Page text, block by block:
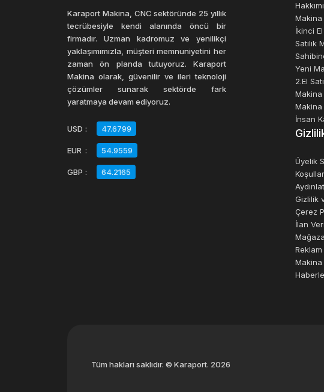
Karaport Makina, CNC sektöründe 25 yıllık
tecrübesiyle kendi alanında öncü bir
firmadır. Uzman kadromuz ve yenilikçi
yaklaşımımızla, müşteri memnuniyetini her
zaman ön planda tutuyoruz. Karaport
Makina olarak, güvenilir ve ileri teknoloji
çözümler sunarak sektörde fark
yaratmaya devam ediyoruz.
USD : 47.6799
EUR : 54.9559
GBP : 64.2165
Makina
İkinci
Satılık
Yeni
2.El
Makina
İnsan
Üyelik
Gizlilik
Çerez
İlan
Reklam
Tüm hakları saklıdır. © Karaport. 2026